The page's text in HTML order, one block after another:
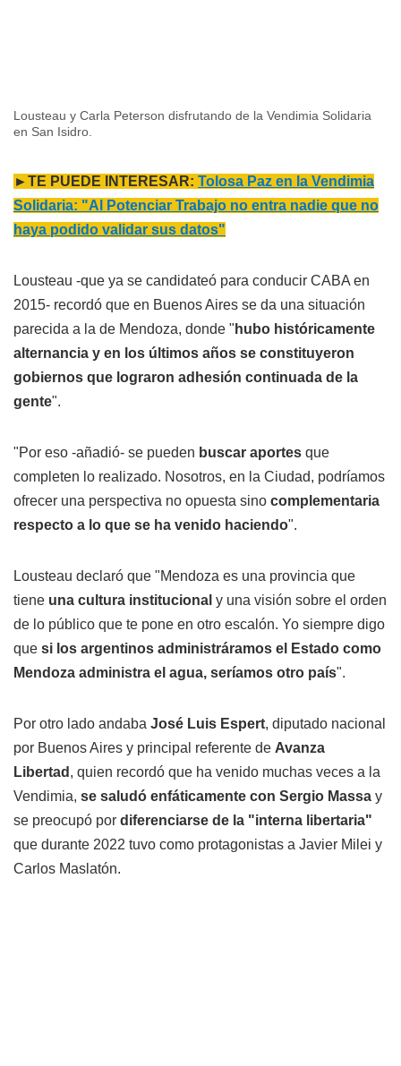
Lousteau y Carla Peterson disfrutando de la Vendimia Solidaria
en San Isidro.
►TE PUEDE INTERESAR: Tolosa Paz en la Vendimia
Solidaria: "Al Potenciar Trabajo no entra nadie que no
haya podido validar sus datos"
Lousteau -que ya se candidateó para conducir CABA en
2015- recordó que en Buenos Aires se da una situación
parecida a la de Mendoza, donde " hubo históricamente
alternancia y en los últimos años se constituyeron
gobiernos que lograron adhesión continuada de la
gente".
"Por eso -añadió- se pueden buscar aportes que
completen lo realizado. Nosotros, en la Ciudad, podríamos
ofrecer una perspectiva no opuesta sino complementaria
respecto a lo que se ha venido haciendo".
Lousteau declaró que "Mendoza es una provincia que
tiene una cultura institucional y una visión sobre el orden
de lo público que te pone en otro escalón. Yo siempre digo
que si los argentinos administráramos el Estado como
Mendoza administra el agua, seríamos otro país".
Por otro lado andaba José Luis Espert, diputado nacional
por Buenos Aires y principal referente de Avanza
Libertad , quien recordó que ha venido muchas veces a la
Vendimia, se saludó enfáticamente con Sergio Massa y
se preocupó por diferenciarse de la "interna libertaria"
que durante 2022 tuvo como protagonistas a Javier Milei y
Carlos Maslatón.